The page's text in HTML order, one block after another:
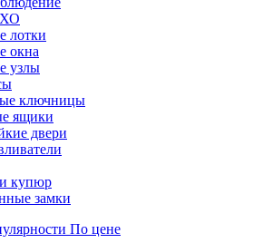
лотки
окна
узлы
ключницы
ящики
двери
купюр
замки
По цене